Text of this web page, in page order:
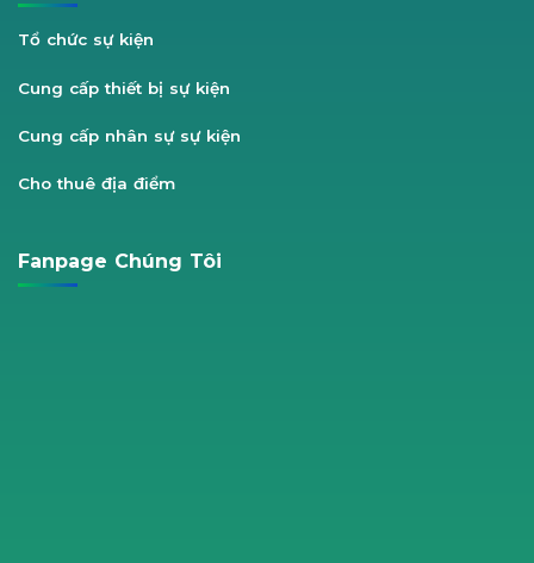
Tổ chức sự kiện
Cung cấp thiết bị sự kiện
Cung cấp nhân sự sự kiện
Cho thuê địa điểm
Fanpage Chúng Tôi